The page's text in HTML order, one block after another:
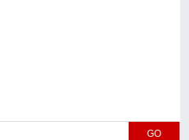
GO